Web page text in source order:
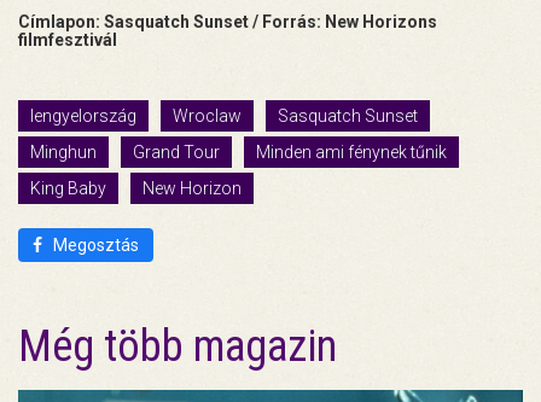
Címlapon: Sasquatch Sunset / Forrás: New Horizons
filmfesztivál
lengyelország Wroclaw
Sasquatch Sunset
Minghun
Grand Tour
Minden ami fénynek tűnik
King Baby
New Horizon
Megosztás
Még több magazin